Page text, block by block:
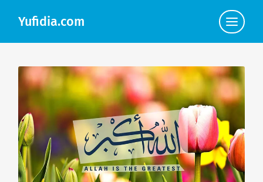
Yufidia.com
Click
to
view